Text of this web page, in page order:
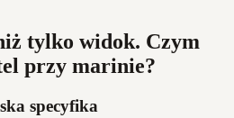
tylko widok. Czym
przy marinie?
specyfika